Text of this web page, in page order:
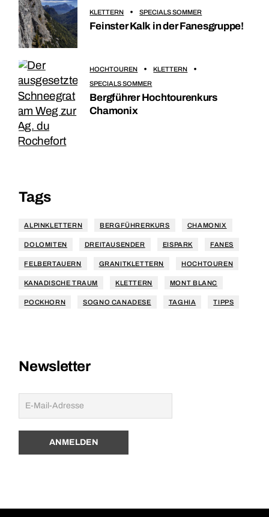
KLETTERN SPECIALS SOMMER
Feinster Kalk in der Fanesgruppe!
HOCHTOUREN
KLETTERN
SPECIALS SOMMER
Bergführer Hochtourenkurs
Chamonix
Tags
ALPINKLETTERN BERGFÜHRERKURS CHAMONIX
DOLOMITEN DREITAUSENDER EISPARK FANES
FELBERTAUERN GRANITKLETTERN HOCHTOUREN
KANADISCHE TRAUM KLETTERN MONT BLANC
POCKHORN SOGNO CANADESE TAGHIA TIPPS
Newsletter